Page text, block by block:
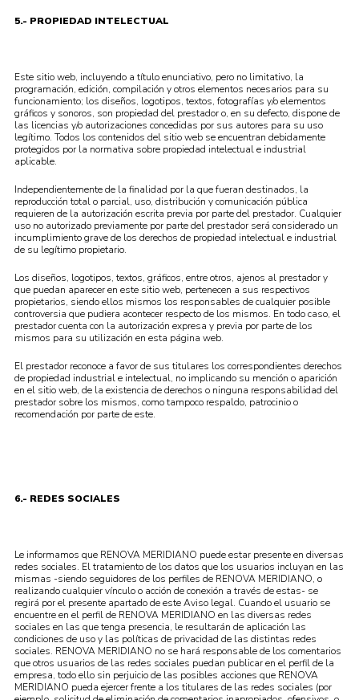
5.- PROPIEDAD INTELECTUAL
Este sitio web, incluyendo a título enunciativo, pero no limitativo, la
programación, edición, compilación y otros elementos necesarios para su
funcionamiento; los diseños, logotipos, textos, fotografías y/o elementos
gráficos y sonoros, son propiedad del prestador o, en su defecto, dispone de
las licencias y/o autorizaciones concedidas por sus autores para su uso
legítimo. Todos los contenidos del sitio web se encuentran debidamente
protegidos por la normativa sobre propiedad intelectual e industrial
aplicable.
Independientemente de la finalidad por la que fueran destinados, la
reproducción total o parcial, uso, distribución y comunicación pública
requieren de la autorización escrita previa por parte del prestador. Cualquier
uso no autorizado previamente por parte del prestador será considerado un
incumplimiento grave de los derechos de propiedad intelectual e industrial
de su legítimo propietario.
Los diseños, logotipos, textos, gráficos, entre otros, ajenos al prestador y
que puedan aparecer en este sitio web, pertenecen a sus respectivos
propietarios, siendo ellos mismos los responsables de cualquier posible
controversia que pudiera acontecer respecto de los mismos. En todo caso, el
prestador cuenta con la autorización expresa y previa por parte de los
mismos para su utilización en esta página web.
El prestador reconoce a favor de sus titulares los correspondientes derechos
de propiedad industrial e intelectual, no implicando su mención o aparición
en el sitio web, de la existencia de derechos o ninguna responsabilidad del
prestador sobre los mismos, como tampoco respaldo, patrocinio o
recomendación por parte de este.
6.- REDES SOCIALES
Le informamos que RENOVA MERIDIANO puede estar presente en diversas
redes sociales. El tratamiento de los datos que los usuarios incluyan en las
mismas -siendo seguidores de los perfiles de RENOVA MERIDIANO, o
realizando cualquier vínculo o acción de conexión a través de estas- se
regirá por el presente apartado de este Aviso legal. Cuando el usuario se
encuentre en el perfil de RENOVA MERIDIANO en las diversas redes
sociales en las que tenga presencia, le resultarán de aplicación las
condiciones de uso y las políticas de privacidad de las distintas redes
sociales. RENOVA MERIDIANO no se hará responsable de los comentarios
que otros usuarios de las redes sociales puedan publicar en el perfil de la
empresa, todo ello sin perjuicio de las posibles acciones que RENOVA
MERIDIANO pueda ejercer frente a los titulares de las redes sociales (por